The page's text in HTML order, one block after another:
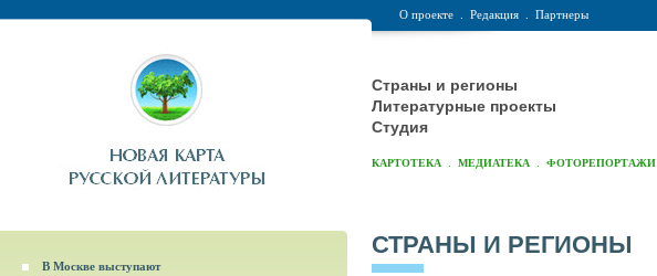
О проекте Редакция Партнеры
Страны и регионы
Литературные проекты
Студия
КАРТОТЕКА МЕДИАТЕКА ФОТОРЕПОРТАЖИ
В Москве выступают
СТРАНЫ И РЕГИОНЫ